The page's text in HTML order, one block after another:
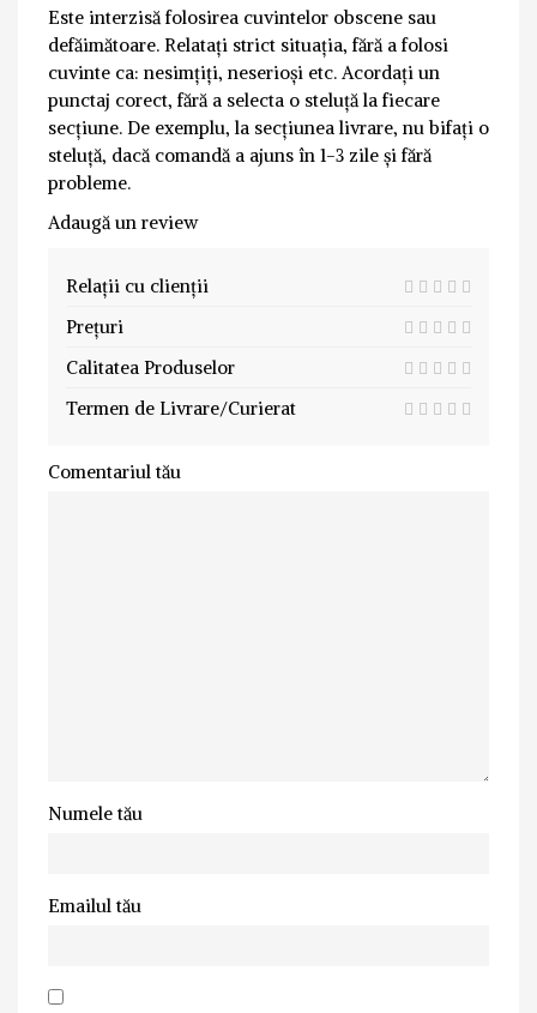
Este interzisă folosirea cuvintelor obscene sau
defăimătoare. Relatați strict situația, fără a folosi
cuvinte ca: nesimțiți, neserioși etc. Acordați un
punctaj corect, fără a selecta o steluță la fiecare
secțiune. De exemplu, la secțiunea livrare, nu bifați o
steluță, dacă comandă a ajuns în 1-3 zile și fără
probleme.
Adaugă un review
Relații cu clienții
Prețuri
Calitatea Produselor
Termen de Livrare/Curierat
Comentariul tău
Numele tău
Emailul tău